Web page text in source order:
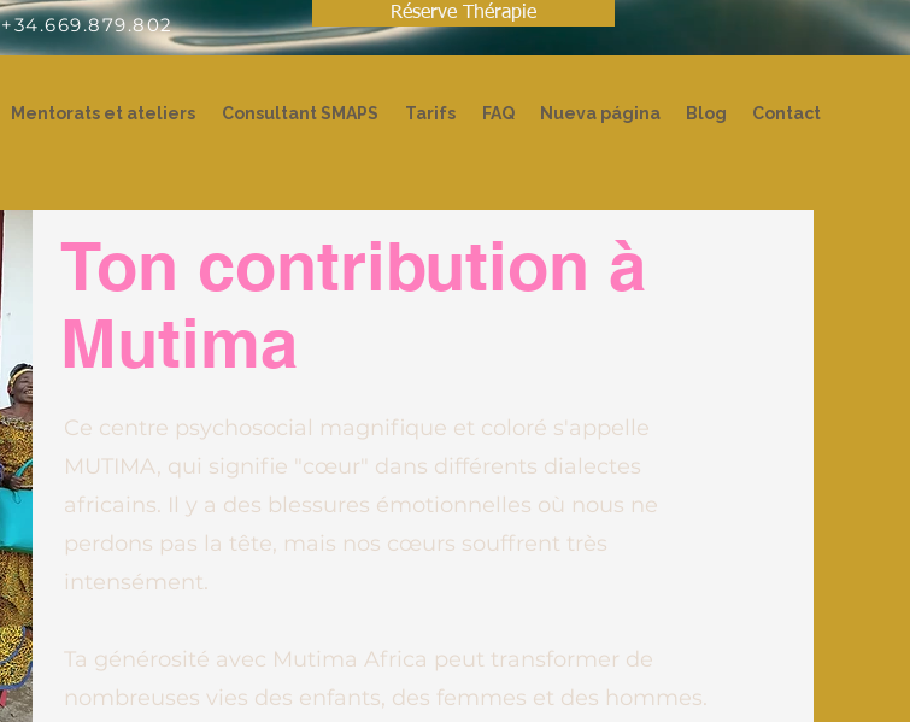
+34.669.879.802 Réserve Thérapie
Mentorats et ateliers Consultant SMAPS Tarifs FAQ Nueva página Blog Contact
Ton contribution à
Mutima
Ce centre psychosocial magnifique et coloré s'appelle
MUTIMA, qui signifie "cœur" dans différents dialectes
africains. Il y a des blessures émotionnelles où nous ne
perdons pas la tête, mais nos cœurs souffrent très
intensément.
Ta générosité avec Mutima Africa peut transformer de
nombreuses vies des enfants, des femmes et des hommes.